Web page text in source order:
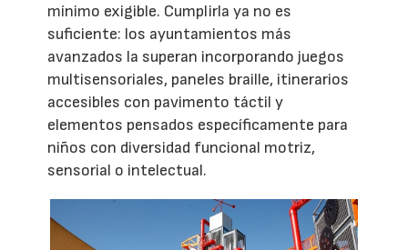
mínimo exigible. Cumplirla ya no es
suficiente: los ayuntamientos más
avanzados la superan incorporando juegos
multisensoriales, paneles braille, itinerarios
accesibles con pavimento táctil y
elementos pensados específicamente para
niños con diversidad funcional motriz,
sensorial o intelectual.